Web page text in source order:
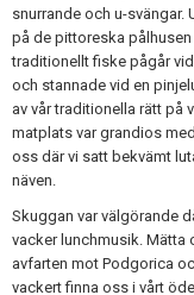
snurrande och u-
på de pittoreska
traditionellt fiske pågår
och stannade vid en
av vår traditionella rätt på
matplats var grandios
oss där vi satt bekvämt
näven.
Skuggan var välgörande
vacker lunchmusik. Mätta
avfarten mot Podgorica
vackert finna oss i vårt